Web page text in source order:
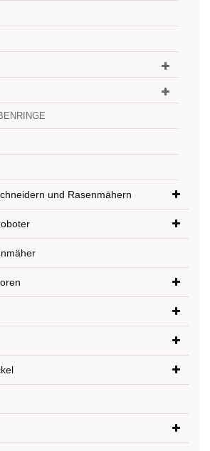
und Rasenmähern